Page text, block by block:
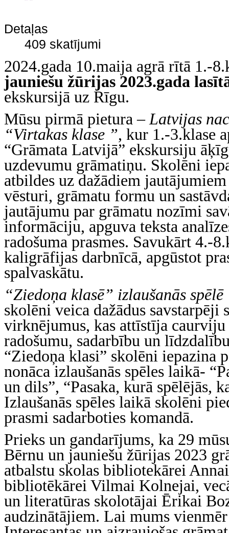
Detaļas
409 skatījumi
2024.gada 10.maija agrā rītā 1.-
jauniešu žūrijas 2023.gada
ekskursijā uz Rīgu.
Mūsu pirmā pietura –Latvijas
“Virtakas klase ”, kur 1.-3.klase
“Grāmata Latvijā” ekskursiju
uzdevumu grāmatiņu. Skolēni
atbildes uz dažādiem
vēsturi, grāmatu formu un
jautājumu par grāmatu nozīmi
informāciju, apguva teksta
radošuma prasmes. Savukārt 4.-
kaligrāfijas darbnīcā, apgūstot
spalvaskātu.
“Ziedoņa klasē” izlaušanās
skolēni veica dažādus savstarpēji
virknējumus, kas attīstīja caurviju
radošumu, sadarbību un
“Ziedoņa klasi” skolēni iepazina
nonāca izlaušanās spēles laikā-
un dils”, “Pasaka, kurā spēlējās,
Izlaušanās spēles laikā skolēni
prasmi sadarboties komandā.
Prieks un gandarījums, ka 29
Bērnu un jauniešu žūrijas 2023
atbalstu skolas bibliotekārei
bibliotēkārei Vilmai Kolnejai,
un literatūras skolotājai Ērikai
audzinātājiem. Lai mums